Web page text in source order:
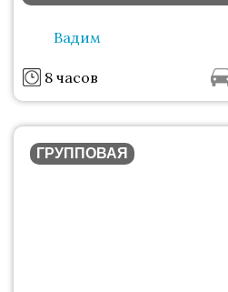
Вадим
8 часов
ГРУППОВАЯ